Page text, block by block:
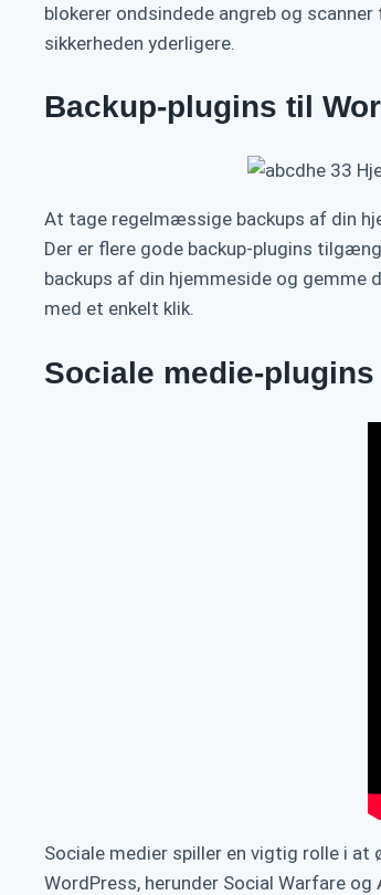
blokerer ondsindede angreb og
sikkerheden yderligere.
Backup-plugins til
At tage regelmæssige backups af din
Der er flere gode backup-plugins
backups af din hjemmeside og gemme
med et enkelt klik.
Sociale medie-
Sociale medier spiller en vigtig rolle i
WordPress, herunder Social Warfare